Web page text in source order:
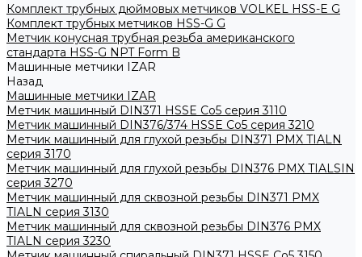
Комплект трубных дюймовых метчиков VOLKEL HSS-E G
Комплект трубных метчиков HSS-G G
Метчик конусная трубная резьба американского
стандарта HSS-G NPT Form B
Машинные метчики IZAR
Назад
Машинные метчики IZAR
Метчик машинный DIN371 HSSE Co5 серия 3110
Метчик машинный DIN376/374 HSSE Co5 серия 3210
Метчик машинный для глухой резьбы DIN371 PMX TIALN
серия 3170
Метчик машинный для глухой резьбы DIN376 PMX TIALSIN
серия 3270
Метчик машинный для сквозной резьбы DIN371 PMX
TIALN серия 3130
Метчик машинный для сквозной резьбы DIN376 PMX
TIALN серия 3230